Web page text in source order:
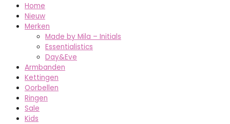
Home
Nieuw
Merken
Made by Mila – Initials
Essentialistics
Day&Eve
Armbanden
Kettingen
Oorbellen
Ringen
Sale
Kids